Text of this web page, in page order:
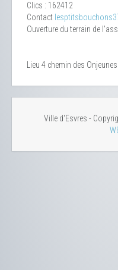
Clics : 162412
Contact
Ouverture du terrain de
Lieu 4 chemin des Onjeunes
Ville d'Esvres -